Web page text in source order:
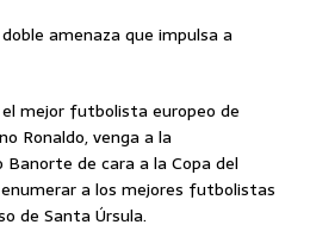
amenaza que impulsa a
mejor futbolista europeo de
Ronaldo, venga a la
de cara a la Copa del
a los mejores futbolistas
de Santa Úrsula.